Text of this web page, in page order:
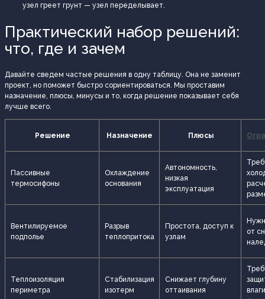
узел греет грунт — узел переделывает.
Практический набор решений:
что, где и зачем
Давайте сведем частые решения в одну таблицу. Она не заменит
проект, но поможет быстро сориентироваться. Мы проставим
назначение, плюсы, минусы и то, когда решение показывает себя
лучше всего.
Решение Назначение Плюсы
Пассивные
термосифоны
Охлаждение
основания
Автономность,
низкая
эксплуатация
Вентилируемое
подполье
Разрыв
теплопритока
Простота, доступ к
узлам
от
Теплоизоляция
периметра
Стабилизация
изотерм
Снижает глубину
оттаивания